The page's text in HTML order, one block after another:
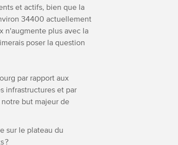
et actifs, bien que la
34400 actuellement
n'augmente plus avec la
poser la question
par rapport aux
infrastructures et par
but majeur de
sur le plateau du
?